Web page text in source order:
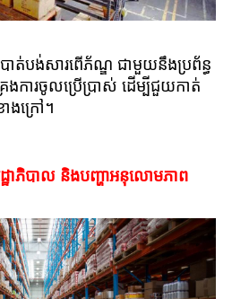
ាត់បង់សារពើភ័ណ្ឌ ជាមួយនឹងប្រព័ន្ធ
រងការចូលប្រើប្រាស់ ដើម្បីជួយកាត់
ងក្រៅ។
ឋាភិបាល និងបញ្ហាអនុលោមភាព